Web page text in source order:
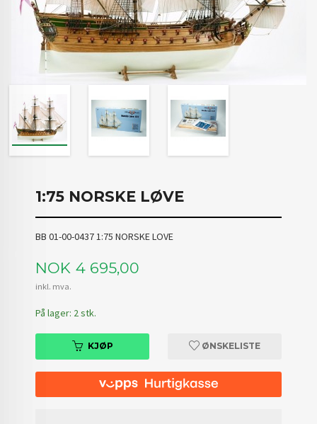
1:75 NORSKE LØVE
BB 01-00-0437 1:75 NORSKE LOVE
Pris
NOK 4 695,00
inkl. mva.
På lager: 2 stk.
KJØP ØNSKELISTE